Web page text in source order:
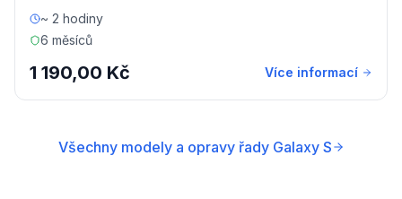
~ 2 hodiny
6 měsíců
1 190,00 Kč Více informací
Všechny modely a opravy řady Galaxy S